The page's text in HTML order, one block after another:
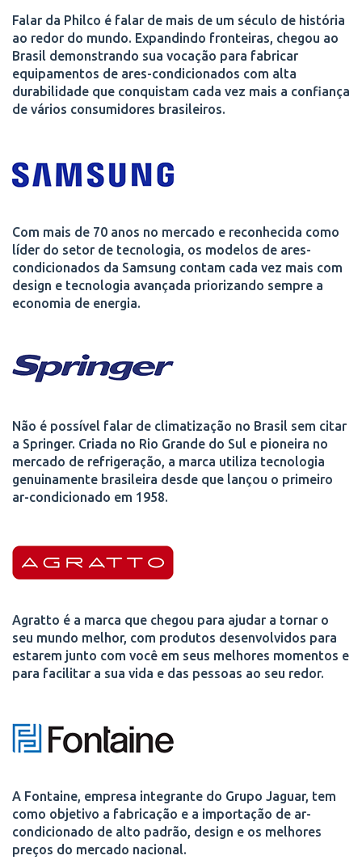
Falar da Philco é falar de mais de um século de história
ao redor do mundo. Expandindo fronteiras, chegou ao
Brasil demonstrando sua vocação para fabricar
equipamentos de ares-condicionados com alta
durabilidade que conquistam cada vez mais a confiança
de vários consumidores brasileiros.
Com mais de 70 anos no mercado e reconhecida como
líder do setor de tecnologia, os modelos de ares-
condicionados da Samsung contam cada vez mais com
design e tecnologia avançada priorizando sempre a
economia de energia.
Não é possível falar de climatização no Brasil sem citar
a Springer. Criada no Rio Grande do Sul e pioneira no
mercado de refrigeração, a marca utiliza tecnologia
genuinamente brasileira desde que lançou o primeiro
ar-condicionado em 1958.
Agratto é a marca que chegou para ajudar a tornar o
seu mundo melhor, com produtos desenvolvidos para
estarem junto com você em seus melhores momentos e
para facilitar a sua vida e das pessoas ao seu redor.
A Fontaine, empresa integrante do Grupo Jaguar, tem
como objetivo a fabricação e a importação de ar-
condicionado de alto padrão, design e os melhores
preços do mercado nacional.